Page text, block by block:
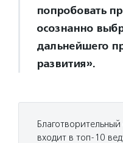
попробовать
осознанно
дальнейшего
развития».
входит в топ-10